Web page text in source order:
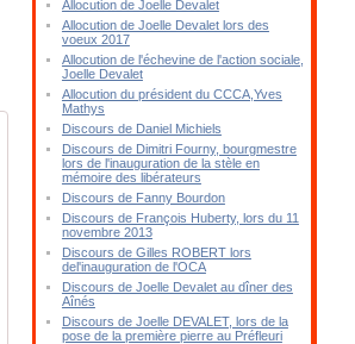
Allocution de Joelle Devalet
Allocution de Joelle Devalet lors des
voeux 2017
Allocution de l'échevine de l'action sociale,
Joelle Devalet
Allocution du président du CCCA,Yves
Mathys
Discours de Daniel Michiels
Discours de Dimitri Fourny, bourgmestre
lors de l'inauguration de la stèle en
mémoire des libérateurs
Discours de Fanny Bourdon
Discours de François Huberty, lors du 11
novembre 2013
Discours de Gilles ROBERT lors
del'inauguration de l'OCA
Discours de Joelle Devalet au dîner des
Aînés
Discours de Joelle DEVALET, lors de la
pose de la première pierre au Préfleuri